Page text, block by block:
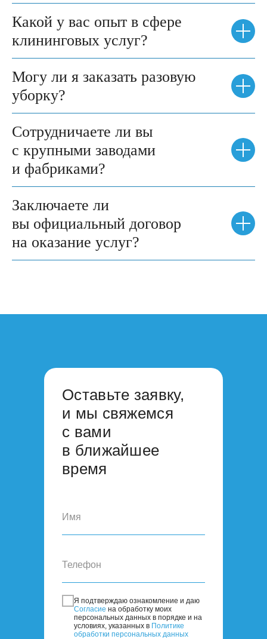
Какой у вас опыт в сфере
клининговых услуг?
Могу ли я заказать разовую
уборку?
Сотрудничаете ли вы
с крупными заводами
и фабриками?
Заключаете ли
вы официальный договор
на оказание услуг?
Оставьте заявку,
и мы свяжемся
с вами
в ближайшее
время
Я пoдтвepждaю oзнaкoмлeниe и дaю
Coглacиe нa oбpaбoтку мoиx
пepcoнaльныx дaнныx в пopядкe и нa
уcлoвияx, укaзaнныx в Пoлитикe
oбpaбoтки пepcoнaльныx дaнныx